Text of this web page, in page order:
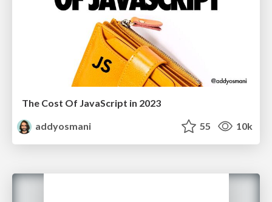
The Cost Of JavaScript in 2023
addyosmani
55 10k